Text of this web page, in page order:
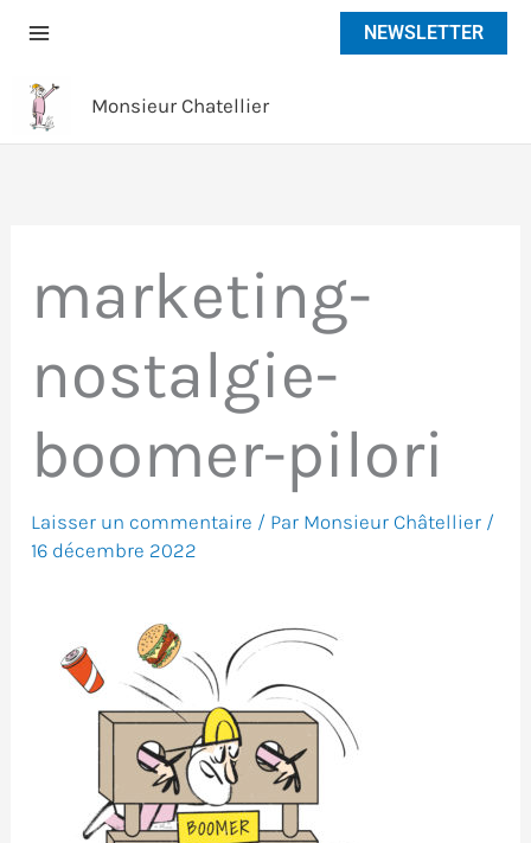
NEWSLETTER
Monsieur Chatellier
marketing-
nostalgie-
boomer-pilori
Laisser un commentaire / Par Monsieur Châtellier /
16 décembre 2022